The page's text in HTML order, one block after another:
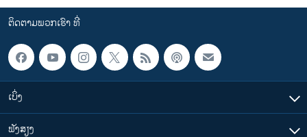
ຕິດຕາມພວກເຮົາ ທີ່
ເບິ່ງ
ຟັງສຽງ